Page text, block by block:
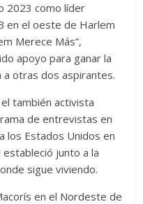
2023 como líder
en el oeste de Harlem
Merece Más”,
apoyo para ganar la
a otras dos aspirantes.
también activista
de entrevistas en
los Estados Unidos en
junto a la
sigue viviendo.
en el Nordeste de